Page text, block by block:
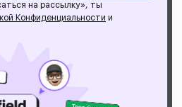
на рассылку», ты
Конфиденциальности и